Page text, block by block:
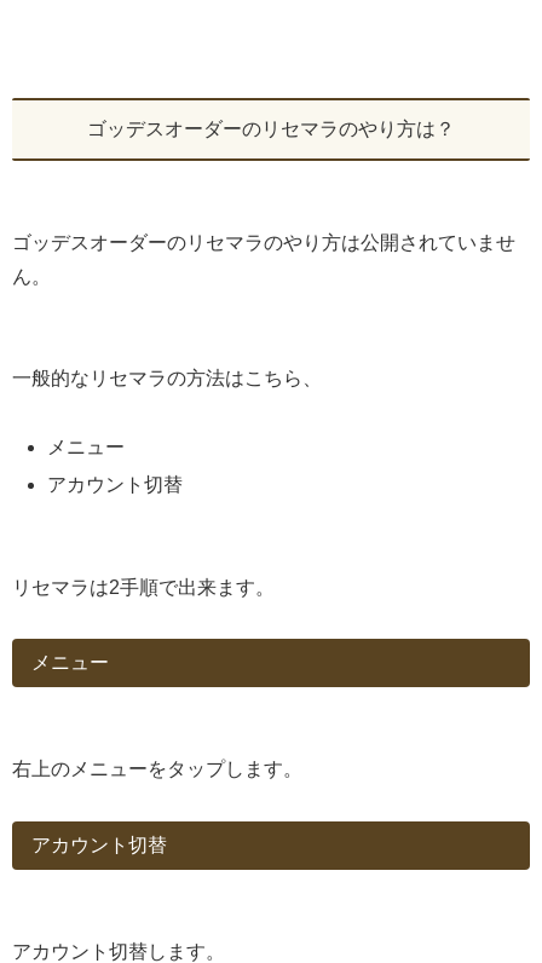
ゴッデスオーダーのリセマラのやり方は？
ゴッデスオーダーのリセマラのやり方は公開されていませ
ん。
一般的なリセマラの方法はこちら、
メニュー
アカウント切替
リセマラは2手順で出来ます。
メニュー
右上のメニューをタップします。
アカウント切替
アカウント切替します。